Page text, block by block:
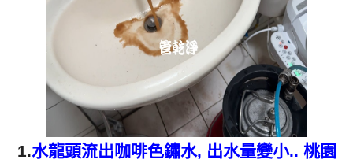
1.水龍頭流出咖啡色鏽水, 出水量變小.. 桃園